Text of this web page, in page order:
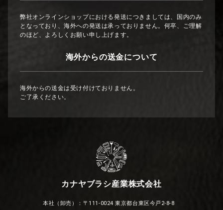
弊社オンラインショップにおける発送につきましては、国内のみ
となっており、海外への発送は承っておりません。何卒、ご理解
のほど、よろしくお願い申し上げます。
海外からの送金について
海外からの送金は受け付けておりません。
ご了承ください。
カナヤブラシ産業株式会社
本社（卸売）：〒111-0024 東京都台東区今戸2-8-8